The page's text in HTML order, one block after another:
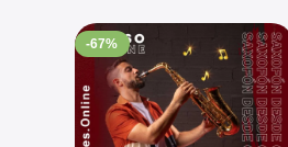
-67%